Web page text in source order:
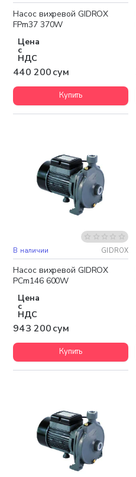
Насос вихревой GIDROX
FPm37 370W
Цена
с
НДС
440 200 сум
Купить
В наличии GIDROX
Насос вихревой GIDROX
PCm146 600W
Цена
с
НДС
943 200 сум
Купить